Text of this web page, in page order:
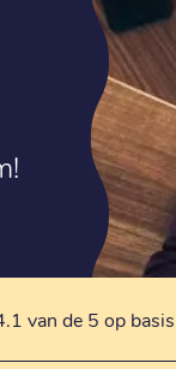
van de 5 op